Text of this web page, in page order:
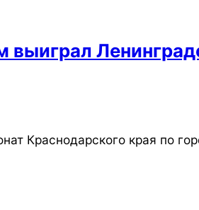
выиграл
Краснодарского края по